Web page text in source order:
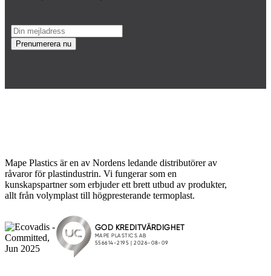
Mape Plastics är en av Nordens ledande distributörer av
råvaror för plastindustrin. Vi fungerar som en
kunskapspartner som erbjuder ett brett utbud av produkter,
allt från volymplast till högpresterande termoplast.